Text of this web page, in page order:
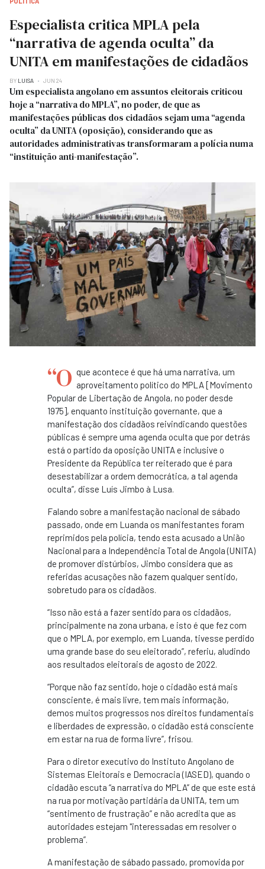
Especialista critica MPLA pela
“narrativa de agenda oculta” da
UNITA em manifestações de cidadãos
BY LUISA JUN 24
Um especialista angolano em assuntos eleitorais criticou
hoje a “narrativa do MPLA”, no poder, de que as
manifestações públicas dos cidadãos sejam uma “agenda
oculta” da UNITA (oposição), considerando que as
autoridades administrativas transformaram a polícia numa
“instituição anti-manifestação”.
“O que acontece é que há uma narrativa, um
aproveitamento político do MPLA [Movimento
Popular de Libertação de Angola, no poder desde
1975], enquanto instituição governante, que a
manifestação dos cidadãos reivindicando questões
públicas é sempre uma agenda oculta que por detrás
está o partido da oposição UNITA e inclusive o
Presidente da República ter reiterado que é para
desestabilizar a ordem democrática, a tal agenda
oculta”, disse Luís Jimbo à Lusa.
Falando sobre a manifestação nacional de sábado
passado, onde em Luanda os manifestantes foram
reprimidos pela polícia, tendo esta acusado a União
Nacional para a Independência Total de Angola (UNITA)
de promover distúrbios, Jimbo considera que as
referidas acusações não fazem qualquer sentido,
sobretudo para os cidadãos.
“Isso não está a fazer sentido para os cidadãos,
principalmente na zona urbana, e isto é que fez com
que o MPLA, por exemplo, em Luanda, tivesse perdido
uma grande base do seu eleitorado”, referiu, aludindo
aos resultados eleitorais de agosto de 2022.
“Porque não faz sentido, hoje o cidadão está mais
consciente, é mais livre, tem mais informação,
demos muitos progressos nos direitos fundamentais
e liberdades de expressão, o cidadão está consciente
em estar na rua de forma livre”, frisou.
Para o diretor executivo do Instituto Angolano de
Sistemas Eleitorais e Democracia (IASED), quando o
cidadão escuta “a narrativa do MPLA” de que este está
na rua por motivação partidária da UNITA, tem um
“sentimento de frustração” e não acredita que as
autoridades estejam "interessadas em resolver o
problema”.
A manifestação de sábado passado, promovida por